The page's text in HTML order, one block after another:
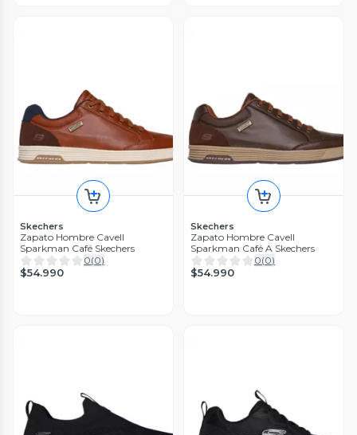
Skechers
Zapato Hombre Cavell
Sparkman Café Skechers
0(0)
$54.990
Skechers
Zapato Hombre Cavell
Sparkman Café A Skechers
0(0)
$54.990